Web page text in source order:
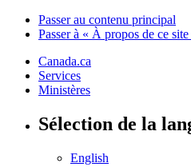
Passer au contenu principal
Passer à « À propos de ce site
Canada.ca
Services
Ministères
Sélection de la
English